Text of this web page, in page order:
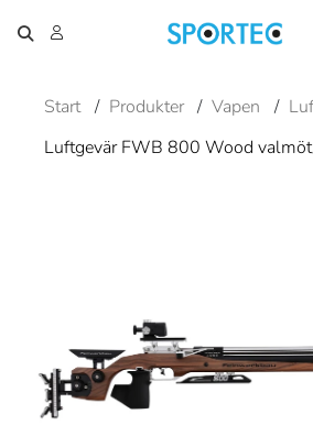
Start / Produkter / Vapen /
Luftgevär FWB 800 Wood